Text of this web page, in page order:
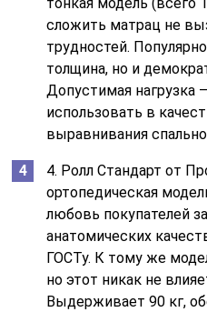
тонкая модель (всего
сложить матрац не
трудностей.
толщина, но и
Допустимая нагрузка
использовать в
выравнивания
4. Ролл Стандарт от
ортопедическая
любовь покупателей
анатомических
ГОСТу. К тому же
но этот никак не
Выдерживает 90 кг,